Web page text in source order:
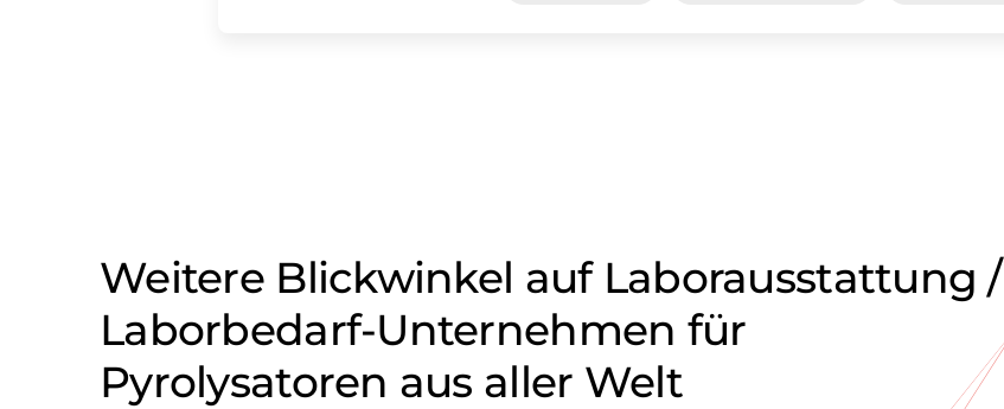
Weitere Blickwinkel auf Laborausstattung /
Laborbedarf-Unternehmen für
Pyrolysatoren aus aller Welt